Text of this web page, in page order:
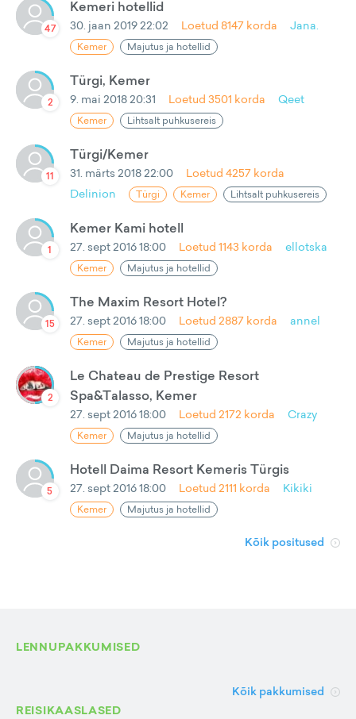
47
Kemeri hotellid
30. jaan 2019 22:02 Loetud 8147 korda Jana.
Kemer Majutus ja hotellid
2
Türgi, Kemer
9. mai 2018 20:31 Loetud 3501 korda Qeet
Kemer Lihtsalt puhkusereis
11
Türgi/Kemer
31. märts 2018 22:00 Loetud 4257 korda
Delinion
Türgi Kemer Lihtsalt puhkusereis
1
Kemer Kami hotell
27. sept 2016 18:00 Loetud 1143 korda ellotska
Kemer Majutus ja hotellid
15
The Maxim Resort Hotel?
27. sept 2016 18:00 Loetud 2887 korda annel
Kemer Majutus ja hotellid
2
Le Chateau de Prestige Resort
Spa&Talasso, Kemer
27. sept 2016 18:00 Loetud 2172 korda Crazy
Kemer Majutus ja hotellid
5
Hotell Daima Resort Kemeris Türgis
27. sept 2016 18:00 Loetud 2111 korda Kikiki
Kemer Majutus ja hotellid
Kõik positused
LENNUPAKKUMISED
Kõik pakkumised
REISIKAASLASED